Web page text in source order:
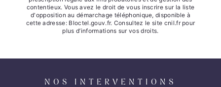
contentieux. Vous avez le droit de vous inscrire sur la liste
d'opposition au démarchage téléphonique, disponible à
cette adresse: Bloctel.gouv.fr. Consultez le site cnil.fr pour
plus d’informations sur vos droits.
NOS INTERVENTIONS